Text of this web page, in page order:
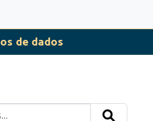
de dados